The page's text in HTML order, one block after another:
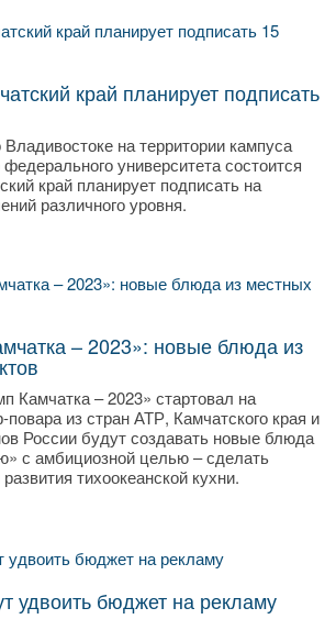
край планирует подписать
на территории кампуса
университета состоится
край планирует подписать на
различного уровня.
– 2023»: новые блюда из
Камчатка – 2023» стартовал на
из стран АТР, Камчатского края и
России будут создавать новые блюда
с амбициозной целью – сделать
тихоокеанской кухни.
удвоить бюджет на рекламу